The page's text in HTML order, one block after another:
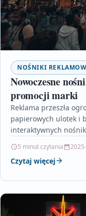
NOŚNIKI
Nowoczesne
promocji marki
Reklama przeszła
papierowych ulotek i
interaktywnych
czy…
5 minut czytania
Czytaj więcej